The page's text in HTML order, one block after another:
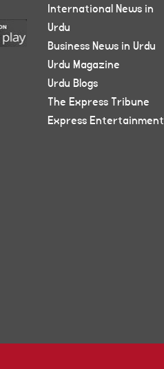
International News in
Urdu
Business News in Urdu
Urdu Magazine
Urdu Blogs
The Express Tribune
Express Entertainment